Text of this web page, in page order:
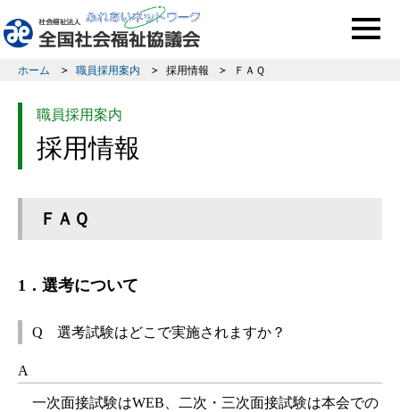
このページの本文へ移動
ホーム 職員採用案内 採用情報 ＦＡＱ
職員採用案内
採用情報
ＦＡＱ
1．選考について
Q 選考試験はどこで実施されますか？
A
一次面接試験はWEB、二次・三次面接試験は本会での